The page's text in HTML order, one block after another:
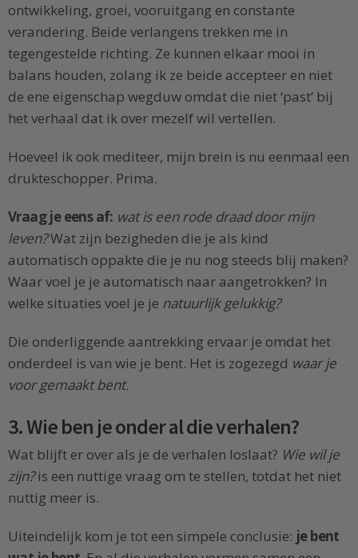
ontwikkeling, groei, vooruitgang en constante
verandering. Beide verlangens trekken me in
tegengestelde richting. Ze kunnen elkaar mooi in
balans houden, zolang ik ze beide accepteer en niet
de ene eigenschap wegduw omdat die niet ‘past’ bij
het verhaal dat ik over mezelf wil vertellen.
Hoeveel ik ook mediteer, mijn brein is nu eenmaal een
drukteschopper. Prima.
Vraag je eens af: wat is een rode draad door mijn
leven?Wat zijn bezigheden die je als kind
automatisch oppakte die je nu nog steeds blij maken?
Waar voel je je automatisch naar aangetrokken? In
welke situaties voel je je natuurlijk gelukkig?
Die onderliggende aantrekking ervaar je omdat het
onderdeel is van wie je bent. Het is zogezegd waar je
voor gemaakt bent.
3. Wie ben je onder al die verhalen?
Wat blijft er over als je de verhalen loslaat? Wie wil je
zijn?is een nuttige vraag om te stellen, totdat het niet
nuttig meer is.
Uiteindelijk kom je tot een simpele conclusie: je bent